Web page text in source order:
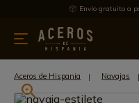
Envío gratuito a
menaje Ofertas
Aceros de Hispania Navajas